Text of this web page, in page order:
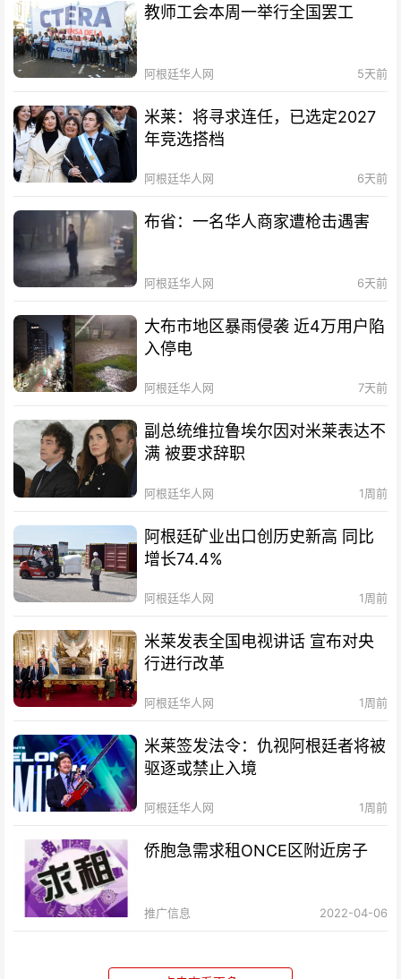
教师工会本周一举行全国罢工
阿根廷华人网 5天前
米莱：将寻求连任，已选定2027
年竞选搭档
阿根廷华人网 6天前
布省：一名华人商家遭枪击遇害
阿根廷华人网 6天前
大布市地区暴雨侵袭 近4万用户陷
入停电
阿根廷华人网 7天前
副总统维拉鲁埃尔因对米莱表达不
满 被要求辞职
阿根廷华人网 1周前
阿根廷矿业出口创历史新高 同比
增长74.4%
阿根廷华人网 1周前
米莱发表全国电视讲话 宣布对央
行进行改革
阿根廷华人网 1周前
米莱签发法令：仇视阿根廷者将被
驱逐或禁止入境
阿根廷华人网 1周前
侨胞急需求租ONCE区附近房子
推广信息 2022-04-06